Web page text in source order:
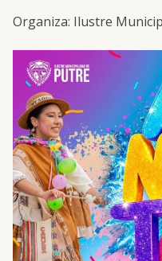
Organiza: Ilustre